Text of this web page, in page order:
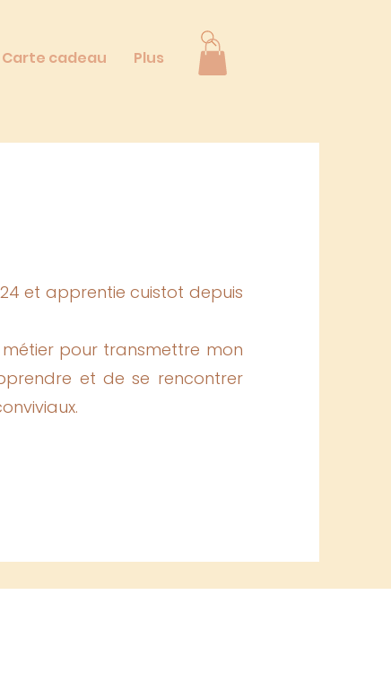
Carte cadeau Plus
et apprentie cuistot depuis
pour transmettre mon
et de se rencontrer